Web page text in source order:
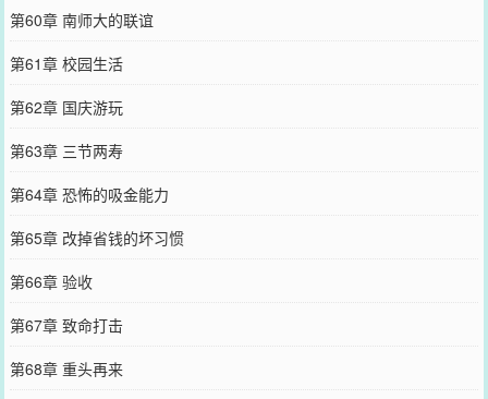
第60章 南师大的联谊
第61章 校园生活
第62章 国庆游玩
第63章 三节两寿
第64章 恐怖的吸金能力
第65章 改掉省钱的坏习惯
第66章 验收
第67章 致命打击
第68章 重头再来